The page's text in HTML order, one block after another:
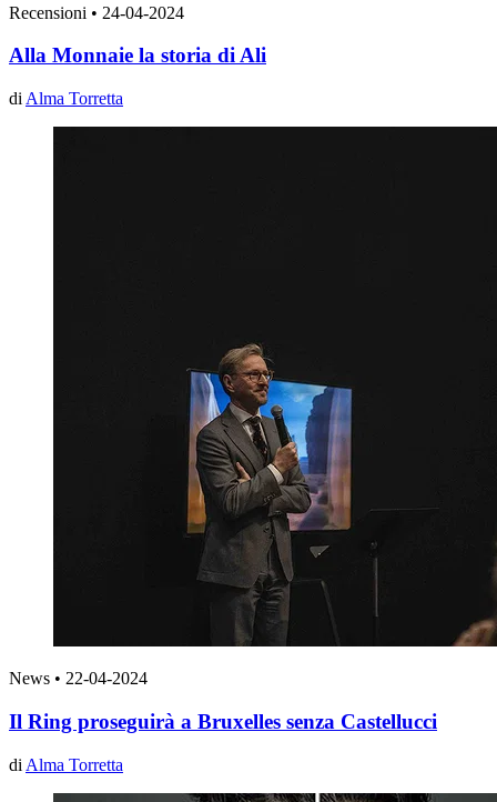
Recensioni • 24-04-2024
Alla Monnaie la storia di Ali
di Alma Torretta
News • 22-04-2024
Il Ring proseguirà a Bruxelles senza Castellucci
di Alma Torretta